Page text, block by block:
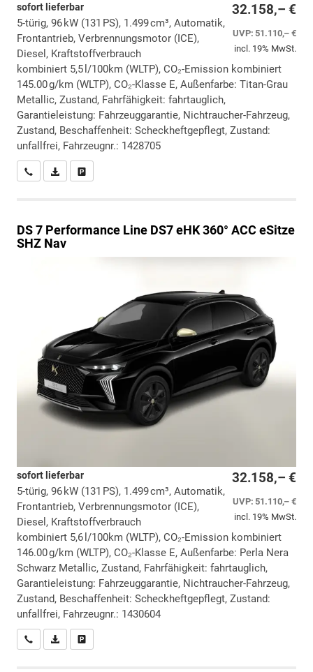
32.158,– €
UVP:51.110,– €
incl. 19% MwSt.
sofort lieferbar
5-türig, 96 kW (131 PS), 1.499 cm³, Automatik,
Frontantrieb, Verbrennungsmotor (ICE),
Diesel, Kraftstoffverbrauch
kombiniert 5,5 l/100km (WLTP), CO₂-Emission kombiniert
145.00 g/km (WLTP), CO₂-Klasse E, Außenfarbe: Titan-Grau
Metallic, Zustand, Fahrfähigkeit: fahrtauglich,
Garantieleistung: Fahrzeuggarantie, Nichtraucher-Fahrzeug,
Zustand, Beschaffenheit: Scheckheftgepflegt, Zustand:
unfallfrei, Fahrzeugnr.: 1428705
Wir rufen Sie anPDF-Datei, Fahrzeugexposé drucken
DS 7 Performance Line DS7 eHK 360° ACC eSitze
SHZ Nav
32.158,– €
UVP:51.110,– €
incl. 19% MwSt.
sofort lieferbar
5-türig, 96 kW (131 PS), 1.499 cm³, Automatik,
Frontantrieb, Verbrennungsmotor (ICE),
Diesel, Kraftstoffverbrauch
kombiniert 5,6 l/100km (WLTP), CO₂-Emission kombiniert
146.00 g/km (WLTP), CO₂-Klasse E, Außenfarbe: Perla Nera
Schwarz Metallic, Zustand, Fahrfähigkeit: fahrtauglich,
Garantieleistung: Fahrzeuggarantie, Nichtraucher-Fahrzeug,
Zustand, Beschaffenheit: Scheckheftgepflegt, Zustand:
unfallfrei, Fahrzeugnr.: 1430604
Wir rufen Sie anPDF-Datei, Fahrzeugexposé drucken